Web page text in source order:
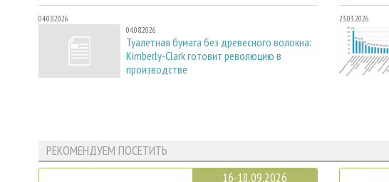
04.08.2026
04.08.2026
Туалетная бумага без древесного волокна:
Kimberly-Clark готовит революцию в
производстве
23.03.2026
РЕКОМЕНДУЕМ ПОСЕТИТЬ
16-18.09.2026